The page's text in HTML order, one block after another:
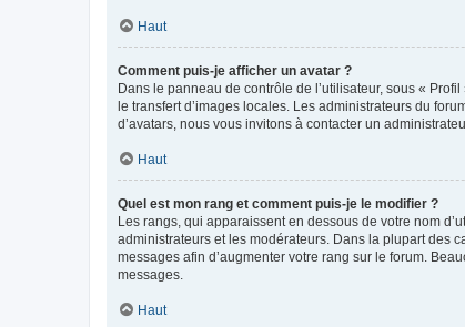
Haut
Comment puis-je afficher un avatar ?
Dans le panneau de contrôle de l’utilisateur, sous «
le transfert d’images locales. Les administrateurs du
d’avatars, nous vous invitons à contacter un
Haut
Quel est mon rang et comment puis-je le modifier ?
Les rangs, qui apparaissent en dessous de votre nom
administrateurs et les modérateurs. Dans la plupart des
messages afin d’augmenter votre rang sur le forum.
messages.
Haut